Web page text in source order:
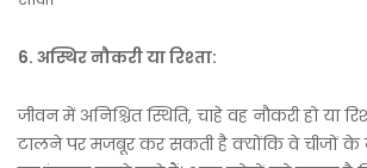
6. अस्थिर नौकरी या रिश्ता:
जीवन में अनिश्चित स्थिति, चाहे वह नौकरी हो या
टालने पर मजबूर कर सकती है क्योंकि वे चीजों के